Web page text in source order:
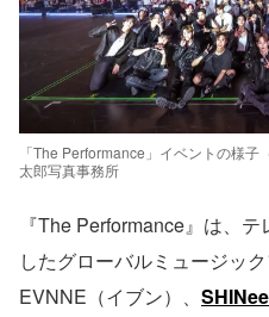
「The Performance」イベントの様
太郎写真事務所
『The Performance』は、
したグローバルミュージッ
EVNNE（イブン）、 SHINee